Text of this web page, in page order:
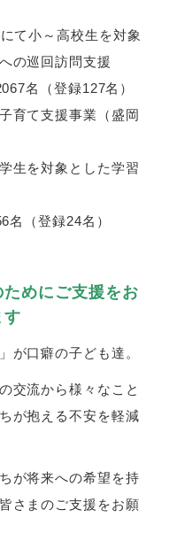
て小～高校生を対象
の巡回訪問支援
名（登録127名）
育て支援事業（盛岡
生を対象とした学習
名（登録24名）
めにご支援をお
す
が口癖の子ども達。
交流から様々なこと
が抱える不安を軽減
が将来への希望を持
さまのご支援をお願